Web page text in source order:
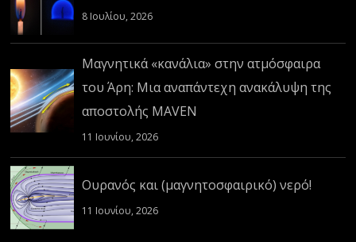
8 Ιουλίου, 2026
Μαγνητικά «κανάλια» στην ατμόσφαιρα
του Άρη: Μια αναπάντεχη ανακάλυψη της
αποστολής MAVEN
11 Ιουνίου, 2026
Ουρανός και (μαγνητοσφαιρικό) νερό!
11 Ιουνίου, 2026